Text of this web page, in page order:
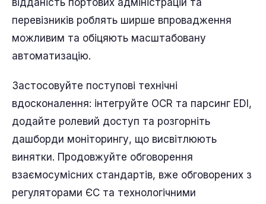
відданість портових адміністрацій та
перевізників роблять ширше впровадження
можливим та обіцяють масштабовану
автоматизацію.
Застосовуйте поступові технічні
вдосконалення: інтегруйте OCR та парсинг EDI,
додайте ролевий доступ та розгорніть
дашборди моніторингу, що висвітлюють
винятки. Продовжуйте обговорення
взаємосумісних стандартів, вже обговорених з
регуляторами ЄС та технологічними